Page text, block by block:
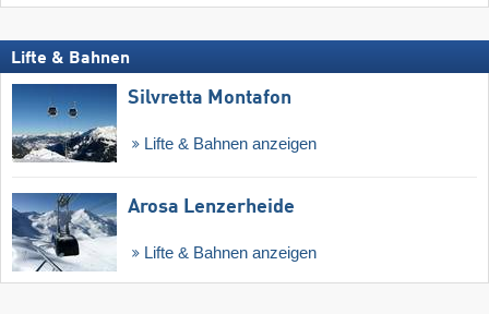
Lifte & Bahnen
Silvretta Montafon
Lifte & Bahnen anzeigen
Arosa Lenzerheide
Lifte & Bahnen anzeigen